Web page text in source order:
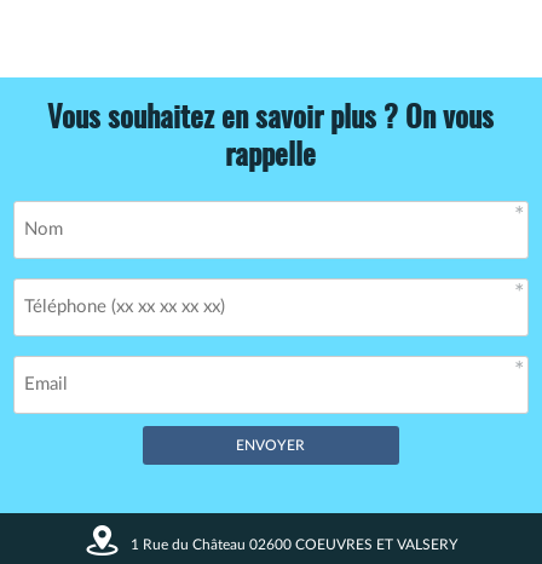
Vous souhaitez en savoir plus ? On vous
rappelle
Champs obligatoires *
Vos données restent confidentielles. Enregistrement CNIL
1 Rue du Château 02600 COEUVRES ET VALSERY